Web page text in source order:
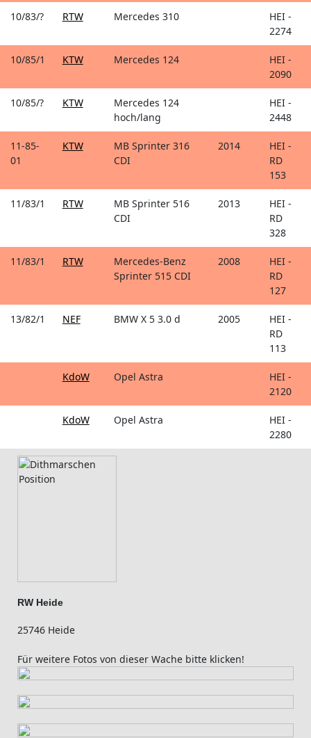
10/83/? RTW Mercedes 310
HEI -
2274
10/85/1 KTW Mercedes 124
HEI -
2090
10/85/? KTW
Mercedes 124
hoch/lang
HEI -
2448
11-85-
01
KTW
MB Sprinter 316
CDI
2014
HEI -
RD
153
11/83/1 RTW
MB Sprinter 516
CDI
2013
HEI -
RD
328
11/83/1 RTW
Mercedes-Benz
Sprinter 515 CDI
2008
HEI -
RD
127
13/82/1 NEF BMW X 5 3.0 d 2005
HEI -
RD
113
KdoW Opel Astra
HEI -
2120
KdoW Opel Astra
HEI -
2280
RW Heide
25746 Heide
Für weitere Fotos von dieser Wache bitte klicken!